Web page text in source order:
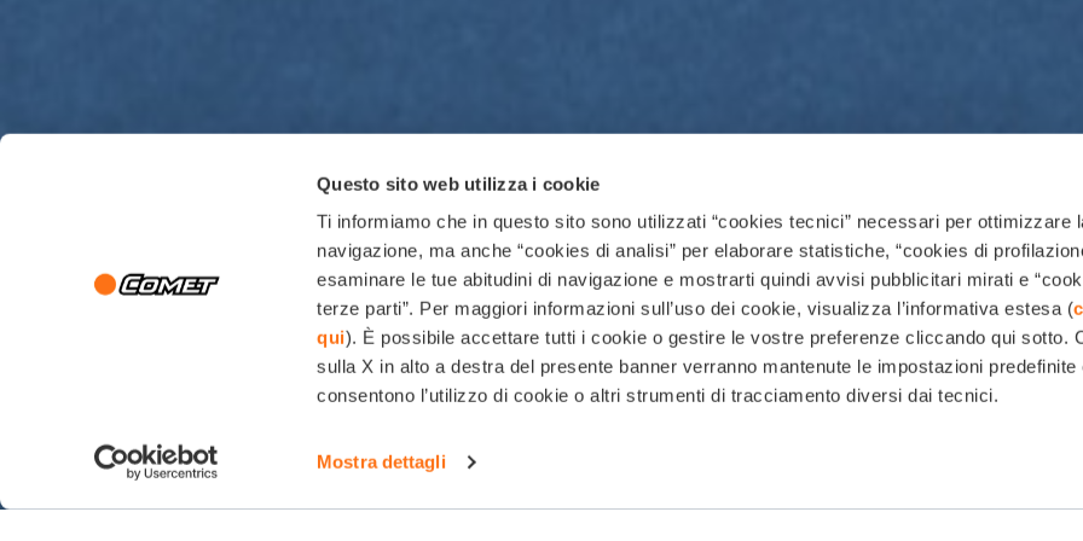
Questo sito web utilizza i cookie
Ti informiamo che in questo sito sono utilizzati “cookies tecnici” necessari per ottimizzare
navigazione, ma anche “cookies di analisi” per elaborare statistiche, “cookies di
esaminare le tue abitudini di navigazione e mostrarti quindi avvisi pubblicitari mirati e
terze parti”. Per maggiori informazioni sull’uso dei cookie, visualizza l’informativa estesa (
qui). È possibile accettare tutti i cookie o gestire le vostre preferenze cliccando qui sotto.
sulla X in alto a destra del presente banner verranno mantenute le impostazioni predefinite
consentono l’utilizzo di cookie o altri strumenti di tracciamento diversi dai tecnici.
Mostra dettagli